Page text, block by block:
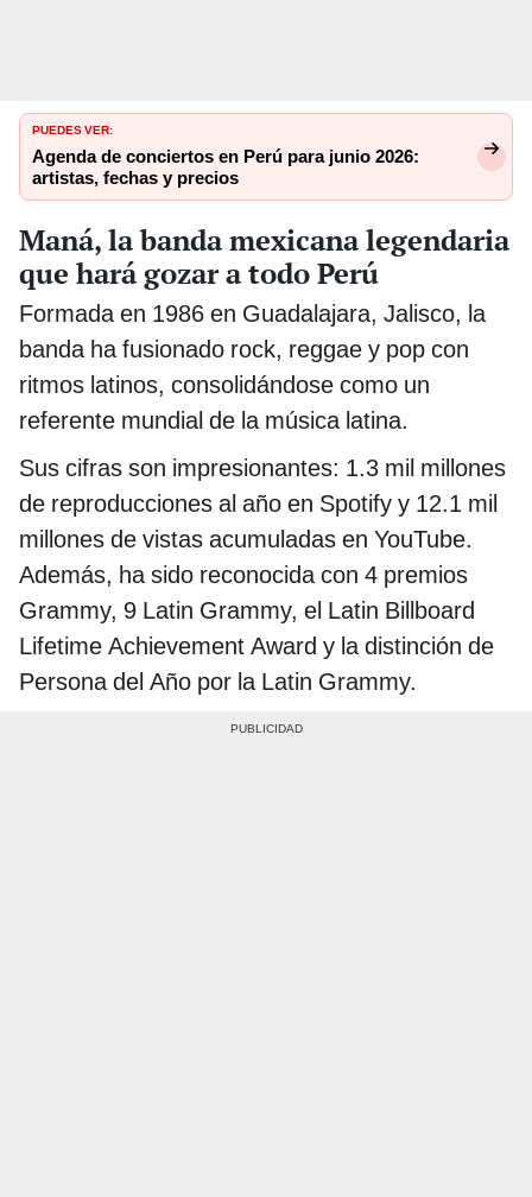
PUEDES VER:
Agenda de conciertos en Perú para junio 2026:
artistas, fechas y precios
Maná, la banda mexicana legendaria
que hará gozar a todo Perú
Formada en 1986 en Guadalajara, Jalisco, la
banda ha fusionado rock, reggae y pop con
ritmos latinos, consolidándose como un
referente mundial de la música latina.
Sus cifras son impresionantes: 1.3 mil millones
de reproducciones al año en Spotify y 12.1 mil
millones de vistas acumuladas en YouTube.
Además, ha sido reconocida con 4 premios
Grammy, 9 Latin Grammy, el Latin Billboard
Lifetime Achievement Award y la distinción de
Persona del Año por la Latin Grammy.